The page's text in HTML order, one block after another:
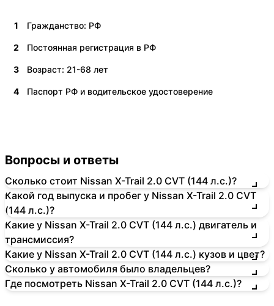
1 Гражданство: РФ
2 Постоянная регистрация в РФ
3 Возраст: 21-68 лет
4 Паспорт РФ и водительское удостоверение
Вопросы и ответы
Сколько стоит Nissan X-Trail 2.0 CVT (144 л.с.)?
Какой год выпуска и пробег у Nissan X-Trail 2.0 CVT
(144 л.с.)?
Какие у Nissan X-Trail 2.0 CVT (144 л.с.) двигатель и
трансмиссия?
Какие у Nissan X-Trail 2.0 CVT (144 л.с.) кузов и цвет?
Сколько у автомобиля было владельцев?
Где посмотреть Nissan X-Trail 2.0 CVT (144 л.с.)?